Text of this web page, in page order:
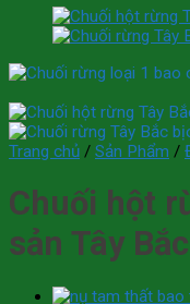
Trang chủ / Sản Phẩm /
Chuối hột
sản Tây Bắc